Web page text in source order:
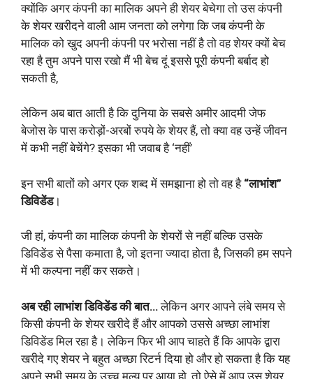
क्योंकि अगर कंपनी का मालिक अपने ही शेयर बेचेगा तो उस कंपनी
के शेयर खरीदने वाली आम जनता को लगेगा कि जब कंपनी के
मालिक को खुद अपनी कंपनी पर भरोसा नहीं है तो वह शेयर क्यों बेच
रहा है तुम अपने पास रखो मैं भी बेच दूं इससे पूरी कंपनी बर्बाद हो
सकती है,
लेकिन अब बात आती है कि दुनिया के सबसे अमीर आदमी जेफ
बेजोस के पास करोड़ों-अरबों रुपये के शेयर हैं, तो क्या वह उन्हें जीवन
में कभी नहीं बेचेंगे? इसका भी जवाब है ‘नहीं’
इन सभी बातों को अगर एक शब्द में समझाना हो तो वह है “लाभांश”
डिविडेंड।
जी हां, कंपनी का मालिक कंपनी के शेयरों से नहीं बल्कि उसके
डिविडेंड से पैसा कमाता है, जो इतना ज्यादा होता है, जिसकी हम सपने
में भी कल्पना नहीं कर सकते।
अब रही लाभांश डिविडेंड की बात…लेकिन अगर आपने लंबे समय से
किसी कंपनी के शेयर खरीदे हैं और आपको उससे अच्छा लाभांश
डिविडेंड मिल रहा है। लेकिन फिर भी आप चाहते हैं कि आपके द्वारा
खरीदे गए शेयर ने बहुत अच्छा रिटर्न दिया हो और हो सकता है कि यह
अपने सभी समय के उच्च मूल्य पर आया हो, तो ऐसे में आप उस शेयर